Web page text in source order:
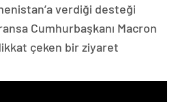
verdiği desteği
Cumhurbaşkanı Macron
çeken bir ziyaret